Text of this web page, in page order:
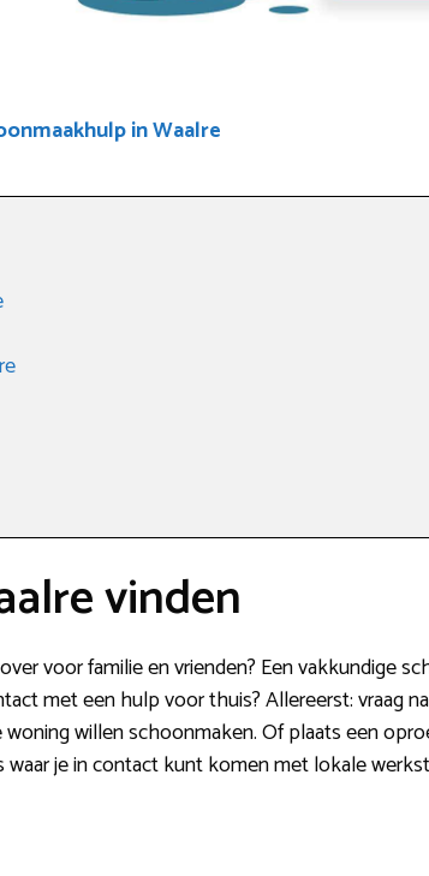
in Waalre
vinden
voor familie en vrienden? Een vakkundige
met een hulp voor thuis? Allereerst: vraag
willen schoonmaken. Of plaats een
je in contact kunt komen met lokale